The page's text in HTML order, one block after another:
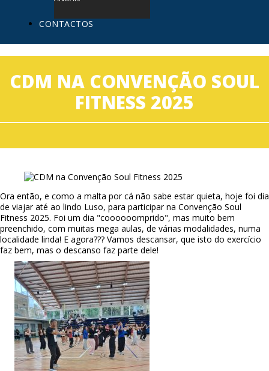
CONTACTOS
CDM NA CONVENÇÃO SOUL
FITNESS 2025
Ora então, e como a malta por cá não sabe estar quieta, hoje foi dia
de viajar até ao lindo Luso, para participar na Convenção Soul
Fitness 2025. Foi um dia "coooooomprido", mas muito bem
preenchido, com muitas mega aulas, de várias modalidades, numa
localidade linda! E agora??? Vamos descansar, que isto do exercício
faz bem, mas o descanso faz parte dele!